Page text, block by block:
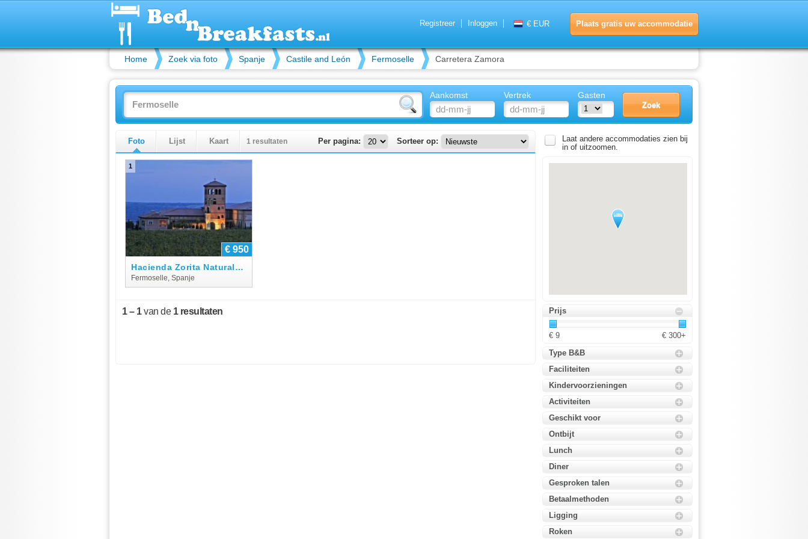
Plaats gratis uw accommodatie
Registreer Inloggen € EUR
Home Zoek via foto Spanje Castile and León Fermoselle Carretera Zamora
Aankomst Vertrek Gasten
Foto Lijst Kaart 1 resultaten Per pagina: Sorteer op:
1
€ 950
Hacienda Zorita Natural Reserve
Fermoselle, Spanje
1 – 1van de 1 resultaten
Laat andere accommodaties zien bij
in of uitzoomen.
Prijs
€ 9 € 300+
Type B&B
Faciliteiten
Kindervoorzieningen
Activiteiten
Geschikt voor
Ontbijt
Lunch
Diner
Gesproken talen
Betaalmethoden
Ligging
Roken